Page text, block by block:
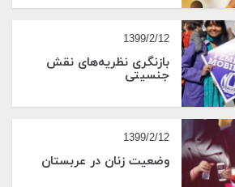
1399/2/12
بازنگری نظریه‌های نقش
جنسیتی
1399/2/12
وضعیت زنان در عربستان